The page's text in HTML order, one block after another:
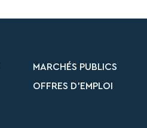
MARCHÉS PUBLICS
OFFRES D’EMPLOI